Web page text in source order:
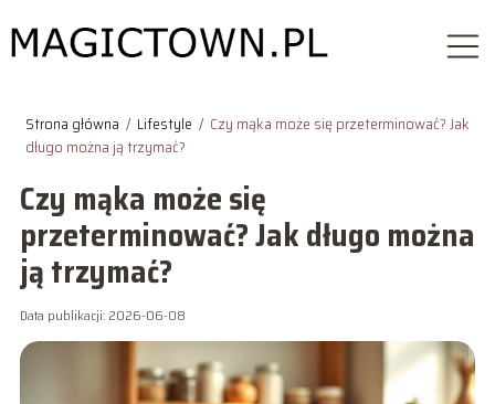
Strona główna / Lifestyle / Czy mąka może się przeterminować? Jak
długo można ją trzymać?
Czy mąka może się
przeterminować? Jak długo można
ją trzymać?
Data publikacji: 2026-06-08